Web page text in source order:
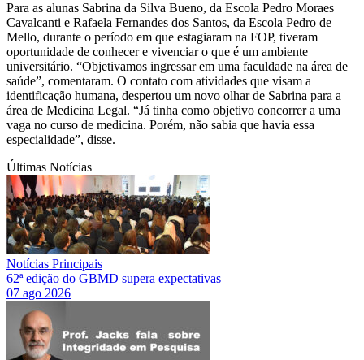
Para as alunas Sabrina da Silva Bueno, da Escola Pedro Moraes
Cavalcanti e Rafaela Fernandes dos Santos, da Escola Pedro de
Mello, durante o período em que estagiaram na FOP, tiveram
oportunidade de conhecer e vivenciar o que é um ambiente
universitário. “Objetivamos ingressar em uma faculdade na área de
saúde”, comentaram. O contato com atividades que visam a
identificação humana, despertou um novo olhar de Sabrina para a
área de Medicina Legal. “Já tinha como objetivo concorrer a uma
vaga no curso de medicina. Porém, não sabia que havia essa
especialidade”, disse.
Últimas Notícias
Notícias Principais
62ª edição do GBMD supera expectativas
07 ago 2026